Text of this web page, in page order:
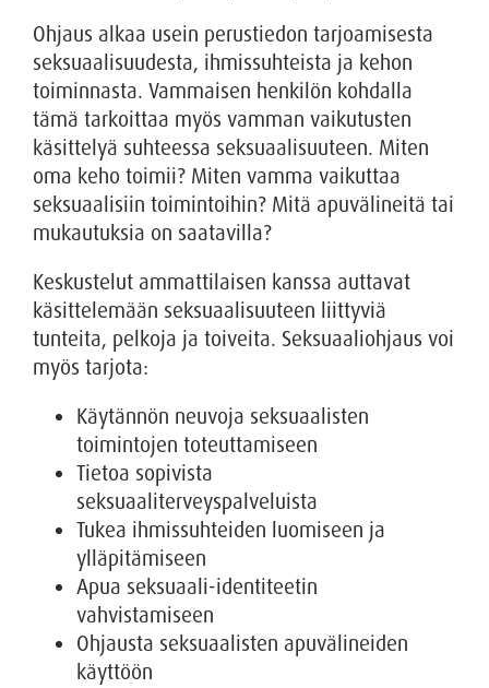
Ohjaus alkaa usein perustiedon tarjoamisesta
seksuaalisuudesta, ihmissuhteista ja kehon
toiminnasta. Vammaisen henkilön kohdalla
tämä tarkoittaa myös vamman vaikutusten
käsittelyä suhteessa seksuaalisuuteen. Miten
oma keho toimii? Miten vamma vaikuttaa
seksuaalisiin toimintoihin? Mitä apuvälineitä tai
mukautuksia on saatavilla?
Keskustelut ammattilaisen kanssa auttavat
käsittelemään seksuaalisuuteen liittyviä
tunteita, pelkoja ja toiveita. Seksuaaliohjaus voi
myös tarjota:
Käytännön neuvoja seksuaalisten
toimintojen toteuttamiseen
Tietoa sopivista
seksuaaliterveyspalveluista
Tukea ihmissuhteiden luomiseen ja
ylläpitämiseen
Apua seksuaali-identiteetin
vahvistamiseen
Ohjausta seksuaalisten apuvälineiden
käyttöön